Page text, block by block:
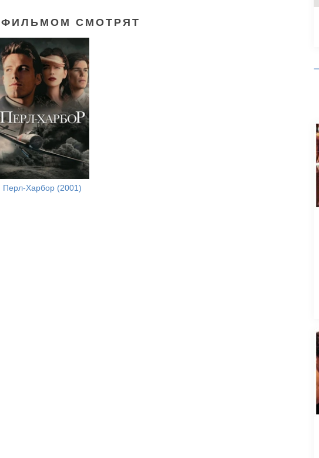
СМОТРЯТ
Перл-Харбор (2001)